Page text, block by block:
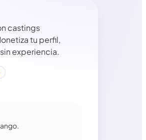
castings
tu perfil,
experiencia.